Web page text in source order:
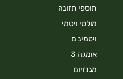
תוספי תזונה
מולטי ויטמין
ויטמינים
אומגה 3
מגנזיום